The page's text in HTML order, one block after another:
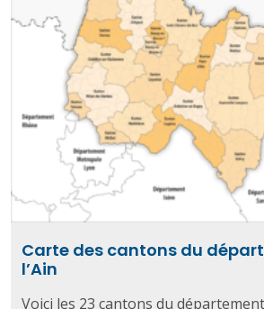
Carte des cantons du
l’Ain
Voici les 23 cantons du